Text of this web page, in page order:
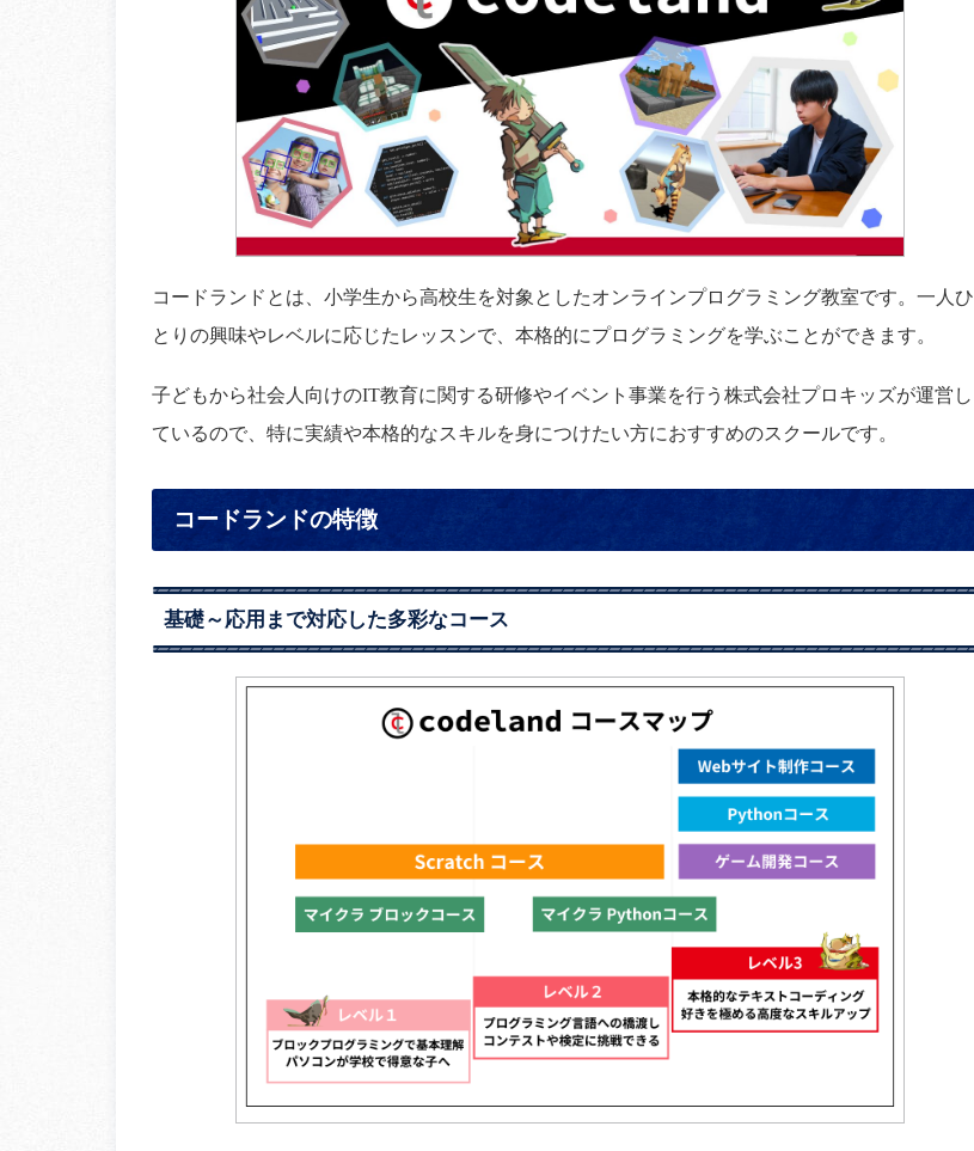
コードランドとは、小学生から高校生を対象としたオンラインプログラミング教室です。一人ひ
とりの興味やレベルに応じたレッスンで、本格的にプログラミングを学ぶことができます。
子どもから社会人向けのIT教育に関する研修やイベント事業を行う株式会社プロキッズが運営し
ているので、特に実績や本格的なスキルを身につけたい方におすすめのスクールです。
コードランドの特徴
基礎～応用まで対応した多彩なコース